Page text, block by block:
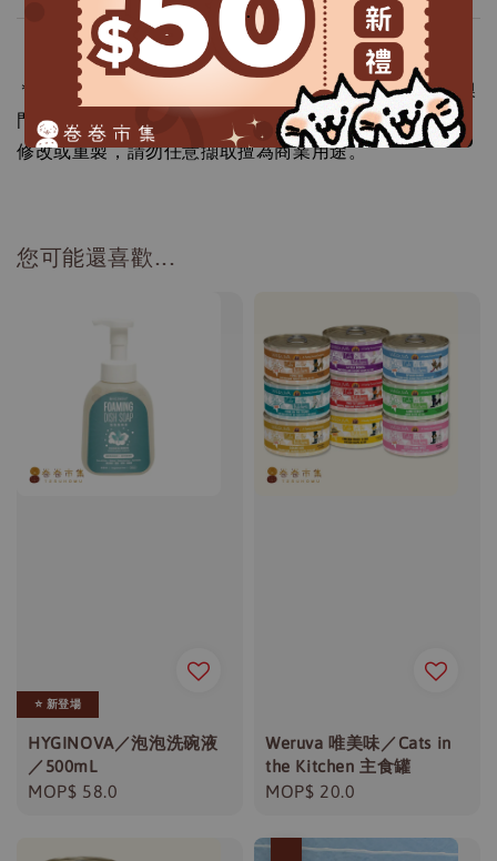
.
＊＊卷尾家、卷卷市集所屬網站刊載的所有內容，均受澳
門特別行政區著作財產權法保障，任何人不得逕自使用、
修改或重製，請勿任意擷取擅為商業用途。
您可能還喜歡...
⭐️ 新登場
HYGINOVA／泡泡洗碗液
／500mL
Regular
MOP$ 58.0
Weruva 唯美味／Cats in
the Kitchen 主食罐
Regular
MOP$ 20.0